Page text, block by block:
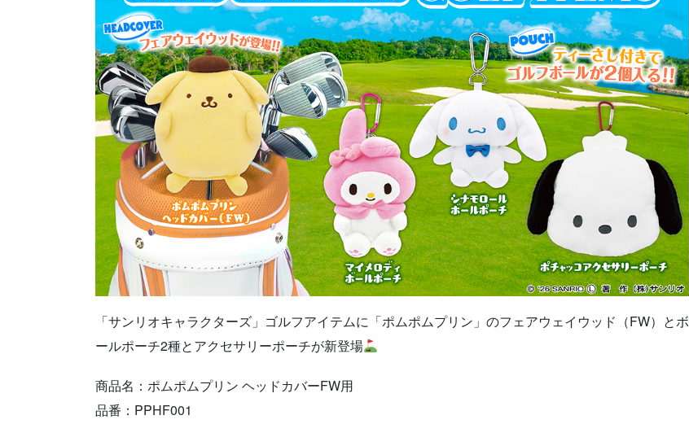
「サンリオキャラクターズ」ゴルフアイテムに「ポムポムプリン」のフェアウェイウッド（FW）とボ
ールポーチ2種とアクセサリーポーチが新登場
商品名：ポムポムプリン ヘッドカバーFW用
品番：PPHF001